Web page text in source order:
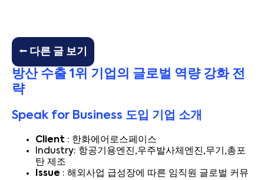
⭠ 다른 글 보기
방산 수출 1위 기업의 글로벌 역량 강화 전
략
Speak for Business 도입 기업 소개
Client : 한화에어로스페이스
Industry: 항공기용엔진,우주발사체엔진,무기,총포
탄 제조
Issue : 해외사업 급성장에 따른 임직원 글로벌 커뮤